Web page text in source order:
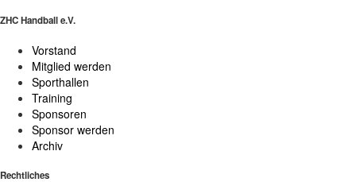
ZHC Handball e.V.
Vorstand
Mitglied werden
Sporthallen
Training
Sponsoren
Sponsor werden
Archiv
Rechtliches